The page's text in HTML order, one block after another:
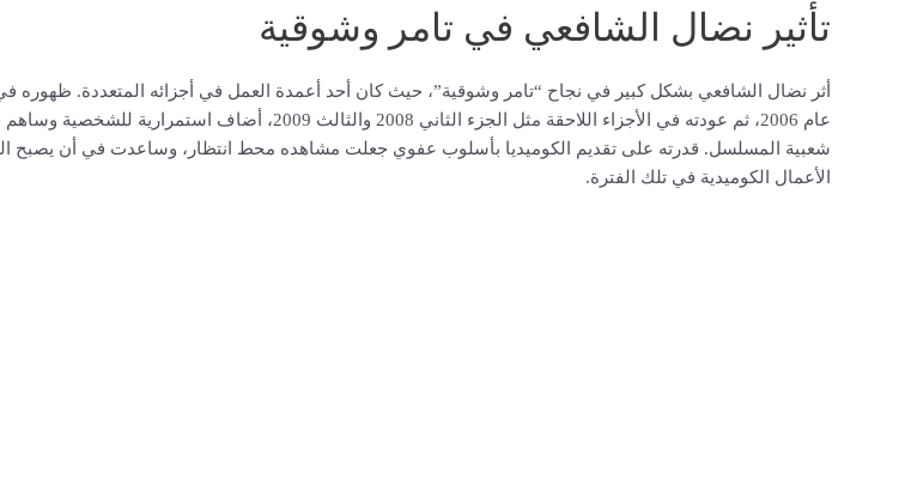
تأثير نضال الشافعي في تامر وشوقية
أثر نضال الشافعي بشكل كبير في نجاح “تامر وشوقية”، حيث كان أحد أعمدة العمل في أجزائه المتعددة. ظهوره
عام 2006، ثم عودته في الأجزاء اللاحقة مثل الجزء الثاني 2008 والثالث 2009، أضاف استمرارية
شعبية المسلسل. قدرته على تقديم الكوميديا بأسلوب عفوي جعلت مشاهده محط انتظار، وساعدت في أن يصبح
الأعمال الكوميدية في تلك الفترة.